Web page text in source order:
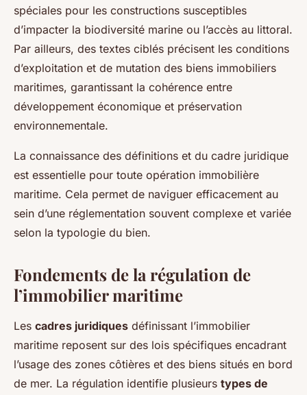
spéciales pour les constructions susceptibles
d’impacter la biodiversité marine ou l’accès au littoral.
Par ailleurs, des textes ciblés précisent les conditions
d’exploitation et de mutation des biens immobiliers
maritimes, garantissant la cohérence entre
développement économique et préservation
environnementale.
La connaissance des définitions et du cadre juridique
est essentielle pour toute opération immobilière
maritime. Cela permet de naviguer efficacement au
sein d’une réglementation souvent complexe et variée
selon la typologie du bien.
Fondements de la régulation de
l’immobilier maritime
Les cadres juridiques définissant l’immobilier
maritime reposent sur des lois spécifiques encadrant
l’usage des zones côtières et des biens situés en bord
de mer. La régulation identifie plusieurs types de